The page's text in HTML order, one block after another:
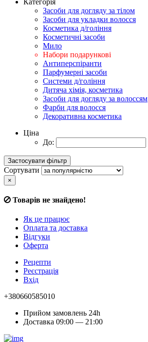
Категорія
Засоби для догляду за тілом
Засоби для укладки волосся
Косметика д/гоління
Косметичні засоби
Мило
Набори подарункові
Антиперспіранти
Парфумерні засоби
Системи д/гоління
Дитяча хімія, косметика
Засоби для догляду за волоссям
Фарби для волосся
Декоративна косметика
Ціна
До:
Сортувати
×
Товарів не знайдено!
Як це працює
Оплата та доставка
Відгуки
Оферта
Рецепти
Реєстрація
Вхід
+380660585010
Прийом замовлень 24h
Доставка 09:00 — 21:00